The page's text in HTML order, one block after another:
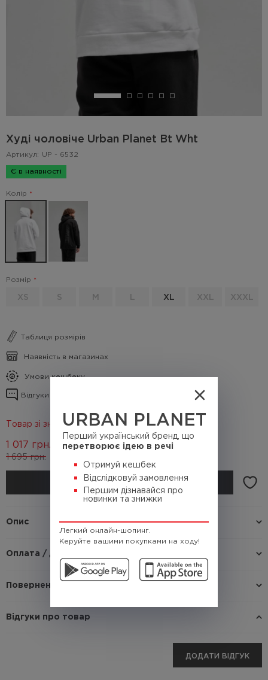
URBAN PLANET
Перший український бренд, що
перетворює ідею в речі
Отримуй кешбек
Відслідковуй замовлення
Першим дізнавайся про
новинки та знижки
Легкий онлайн-шопинг.
Керуйте вашими покупками на ходу!
Худі чоловіче Urban Planet Bt Wht
Артикул: UP - 6532
Є в наявності
Колір
Розмір
XS S M XL XXL XXXL
Таблиця розмірів
Наявність в магазинах
Умови кешбеку
Відгуки про товар
Товар зі знижкою 40%
1 695 грн.
1 017 грн.
КУПИТИ
Опис
Оплата / доставка
Повернення / Обмін
Відгуки про товар
ДОДАТИ ВІДГУК